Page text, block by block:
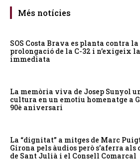
Més notícies
SOS Costa Brava es planta contra la
prolongació de la C-32 i n’exigeix
immediata
La memòria viva de Josep Sunyol
cultura en un emotiu homenatge a
90è aniversari
La “dignitat” a mitges de Marc
Girona pels àudios però s’aferra
de Sant Julià i el Consell Comarcal